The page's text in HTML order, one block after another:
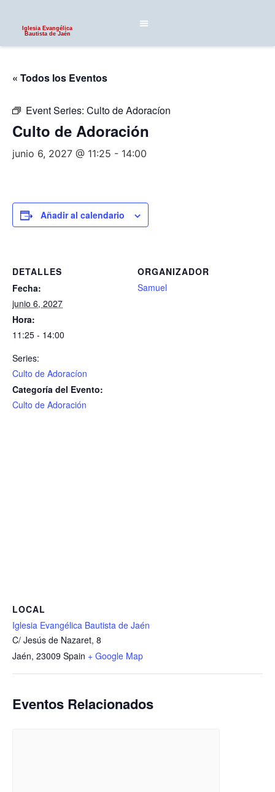
Iglesia Evangélica
Bautista de Jaén
« Todos los Eventos
Event Series: Culto de Adoracíon
Culto de Adoración
junio 6, 2027 @ 11:25 - 14:00
Añadir al calendario
DETALLES
Fecha:
junio 6, 2027
Hora:
11:25 - 14:00
Series:
Culto de Adoracíon
Categoría del Evento:
Culto de Adoración
ORGANIZADOR
Samuel
LOCAL
Iglesia Evangélica Bautista de Jaén
C/ Jesús de Nazaret, 8
Jaén, 23009 Spain + Google Map
Eventos Relacionados